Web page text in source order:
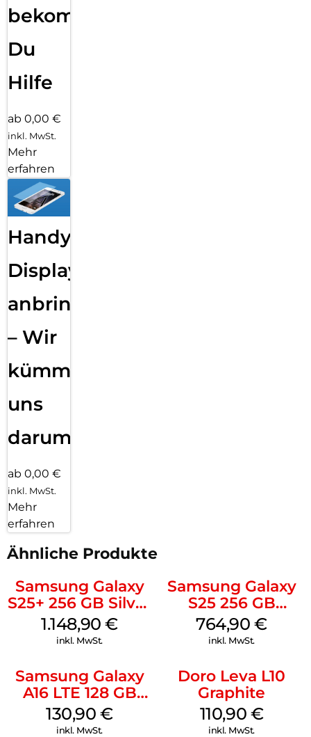
bekommst
Du
Hilfe
ab 0,00 €
inkl. MwSt.
Mehr
erfahren
Handy
Displayfolie
anbringen
– Wir
kümmern
uns
darum!
ab 0,00 €
inkl. MwSt.
Mehr
erfahren
Ähnliche Produkte
Samsung Galaxy
S25+ 256 GB Silver
Shadow
1.148,90€
inkl. MwSt.
Samsung Galaxy
S25 256 GB
Icyblue
764,90€
inkl. MwSt.
Samsung Galaxy
A16 LTE 128 GB
Black
130,90€
inkl. MwSt.
Doro Leva L10
Graphite
110,90 €
inkl. MwSt.